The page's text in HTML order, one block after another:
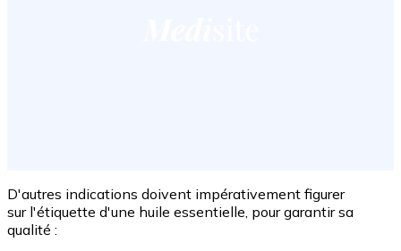
D'autres indications doivent impérativement figurer
sur l'étiquette d'une huile essentielle, pour garantir sa
qualité :